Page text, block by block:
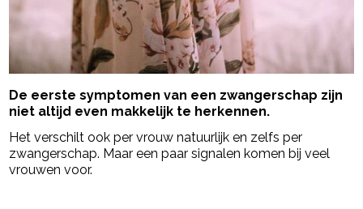
De eerste symptomen van een zwangerschap zijn
niet altijd even makkelijk te herkennen.
Het verschilt ook per vrouw natuurlijk en zelfs per
zwangerschap. Maar een paar signalen komen bij veel
vrouwen voor.